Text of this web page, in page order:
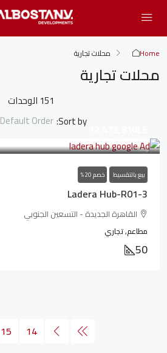
Home محلات تجارية
محلات تجارية
151 الوحدات
Sort by:
Default Order
بيع بالتقسيط خصم 20%
Ladera Hub-R01-3
القاهرة الجديدة - التسعين الجنوبي
مطاعم, تجاري
50
14
15